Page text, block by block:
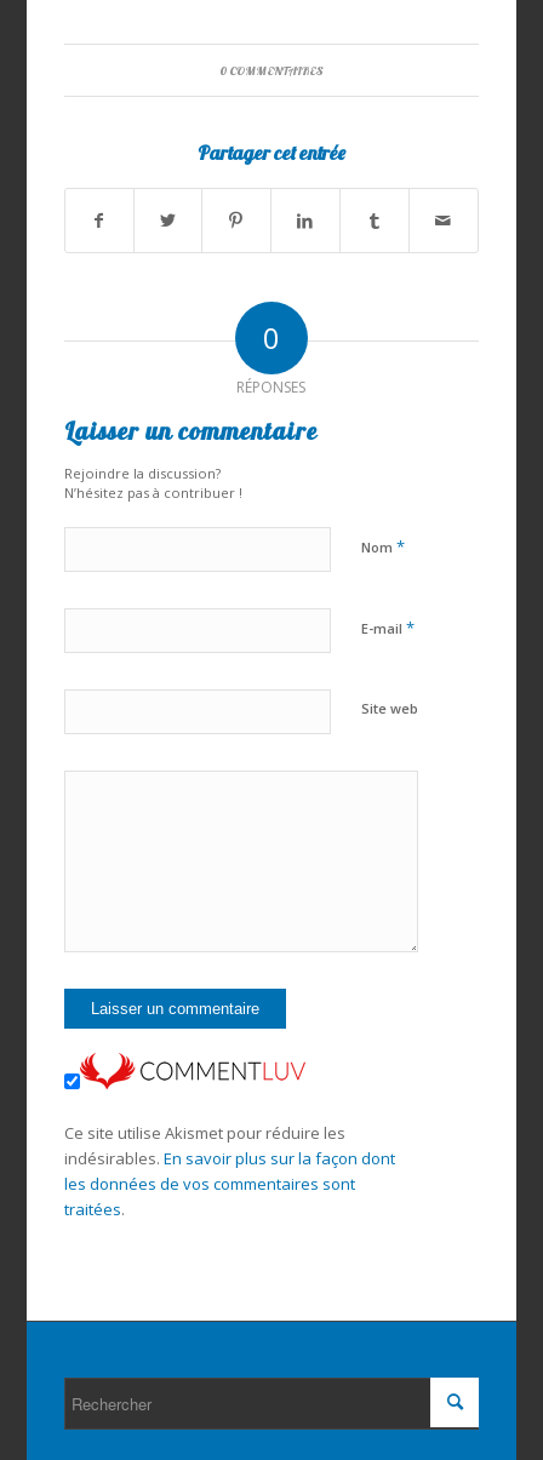
0 COMMENTAIRES
Partager cet entrée
0
RÉPONSES
Laisser un commentaire
Rejoindre la discussion?
N’hésitez pas à contribuer !
Nom *
E-mail *
Site web
Ce site utilise Akismet pour réduire les
indésirables. En savoir plus sur la façon dont
les données de vos commentaires sont
traitées.